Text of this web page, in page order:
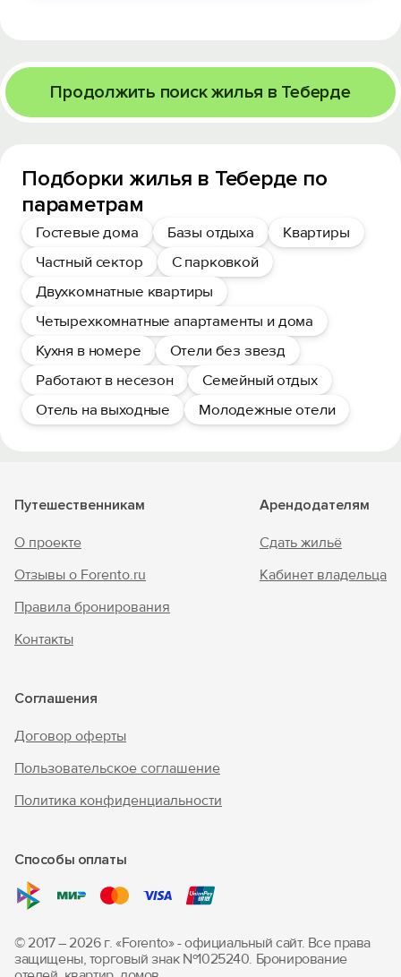
Продолжить поиск жилья в Теберде
Подборки жилья в Теберде по
параметрам
Гостевые дома Базы отдыха
Квартиры
Частный сектор
С парковкой
Двухкомнатные квартиры
Четырехкомнатные апартаменты и дома
Кухня в номере
Отели без звезд
Работают в несезон
Семейный отдых
Отель на выходные
Молодежные отели
Путешественникам
О проекте
Отзывы о Forento.ru
Правила бронирования
Контакты
Арендодателям
Сдать жильё
Кабинет владельца
Соглашения
Договор оферты
Пользовательское соглашение
Политика конфиденциальности
Способы оплаты
© 2017 – 2026 г. «Forento» - официальный сайт. Все права
защищены, торговый знак Nº1025240. Бронирование